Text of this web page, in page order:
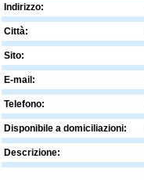
Indirizzo:
Città:
Sito:
E-mail:
Telefono:
Disponibile a domiciliazioni:
Descrizione: